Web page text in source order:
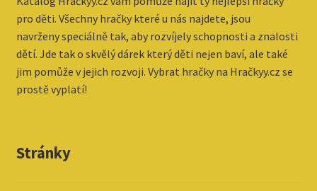
pro děti. Všechny hračky které u nás najdete, jsou
navrženy speciálně tak, aby rozvíjely schopnosti a znalosti
dětí. Jde tak o skvělý dárek který děti nejen baví, ale také
jim pomůže v jejich rozvoji. Vybrat hračky na Hračkyy.cz se
prostě vyplatí!
Stránky